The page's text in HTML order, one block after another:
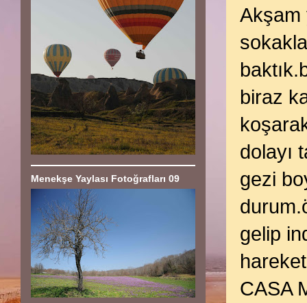
Akşam
biraz
dolayı
gezi
gelip
CASA
Menekşe Yaylası Fotoğrafları 09